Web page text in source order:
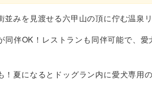
並みを見渡せる六甲山の頂に佇む温泉リ
同伴OK！レストランも同伴可能で、
！夏になるとドッグラン内に愛犬専用